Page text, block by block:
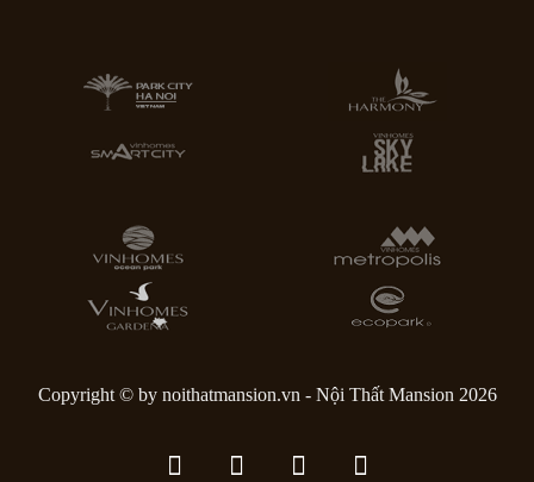
Copyright © by noithatmansion.vn - Nội Thất Mansion 2026